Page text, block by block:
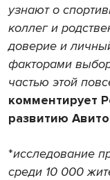
узнают о
коллег и
доверие и
факторами
частью этой
комментирует
развитию
*исследование
среди 10 000